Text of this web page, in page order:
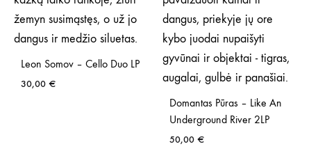
Leon Somov – Cello Duo LP
30,00 €
Domantas Pūras – Like An
Underground River 2LP
50,00 €